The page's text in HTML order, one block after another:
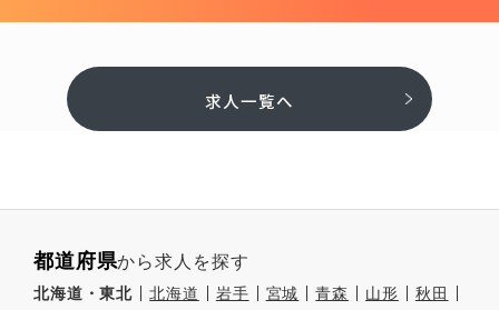
求人一覧へ
都道府県から求人を探す
北海道・東北 北海道 岩手 宮城 青森 山形
秋田